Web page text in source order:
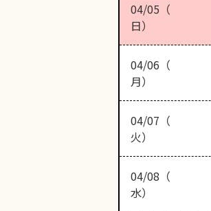
04/05（
日）
04/06（
月）
04/07（
火）
04/08（
水）